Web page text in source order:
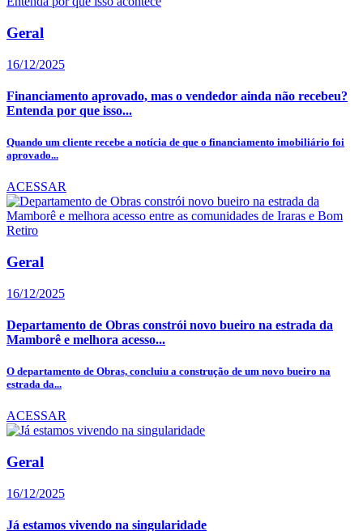
Geral
16/12/2025
Financiamento aprovado, mas o vendedor ainda não recebeu?
Entenda por que isso...
Quando um cliente recebe a notícia de que o financiamento imobiliário foi
aprovado...
ACESSAR
Geral
16/12/2025
Departamento de Obras constrói novo bueiro na estrada da
Mamborê e melhora acesso...
O departamento de Obras, concluiu a construção de um novo bueiro na
estrada da...
ACESSAR
Geral
16/12/2025
Já estamos vivendo na singularidade